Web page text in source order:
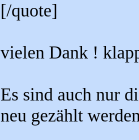
[/quote]
vielen Dank !
Es sind auch nur
neu gezählt